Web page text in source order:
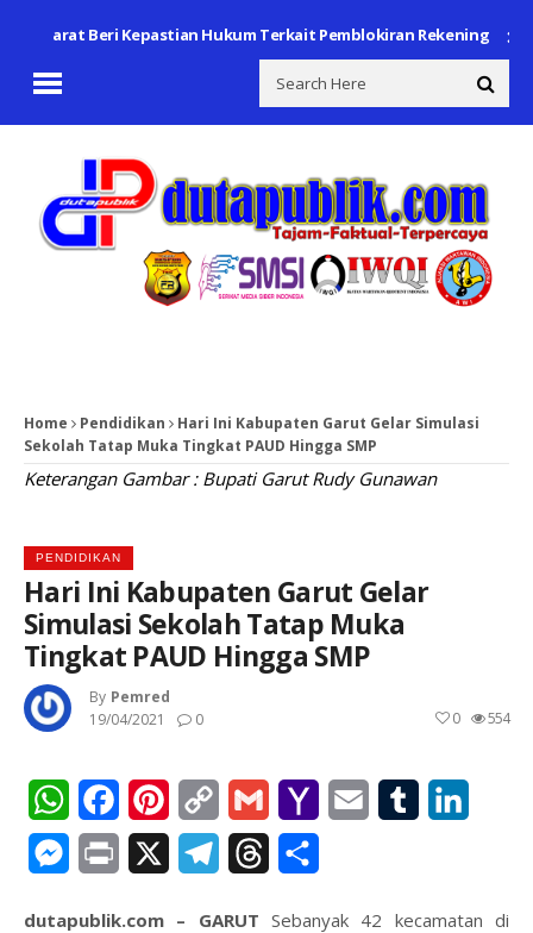
Barat Beri Kepastian Hukum Terkait Pemblokiran Rekening
Home Pendidikan
Hari Ini Kabupaten Garut Gelar Simulasi
Sekolah Tatap Muka Tingkat PAUD Hingga SMP
Keterangan Gambar : Bupati Garut Rudy Gunawan
PENDIDIKAN
Hari Ini Kabupaten Garut Gelar
Simulasi Sekolah Tatap Muka
Tingkat PAUD Hingga SMP
By Pemred
19/04/2021
0 554
0
WhatsAppFacebookPinterest
Copy
Link
Gmail
Yahoo
Email Tumblr
Messenger
Print TelegramThreads
dutapublik.com – GARUT Sebanyak 42 kecamatan di